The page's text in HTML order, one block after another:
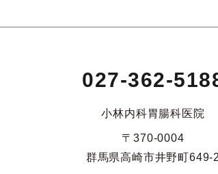
027-362-
小林内科胃腸科医院
〒370-0004
群馬県高崎市井野町649-2